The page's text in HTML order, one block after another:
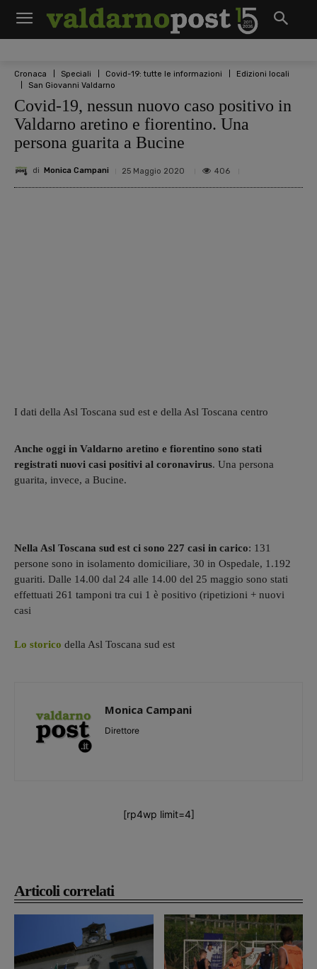
Cronaca Speciali Covid-19: tutte le informazioni
Edizioni locali
San Giovanni Valdarno
Covid-19, nessun nuovo caso positivo in
Valdarno aretino e fiorentino. Una
persona guarita a Bucine
di Monica Campani 25 Maggio 2020 406
Articoli correlati
I dati della Asl Toscana sud est e della Asl Toscana centro
Anche oggi in Valdarno aretino e fiorentino sono stati
registrati nuovi casi positivi al coronavirus. Una persona
guarita, invece, a Bucine.
Nella Asl Toscana sud est ci sono 227 casi in carico: 131
persone sono in isolamento domiciliare, 30 in Ospedale, 1.192
guariti. Dalle 14.00 dal 24 alle 14.00 del 25 maggio sono stati
effettuati 261 tamponi tra cui 1 è positivo (ripetizioni + nuovi
casi
Lo storico della Asl Toscana sud est
Monica Campani
Direttore
[rp4wp limit=4]